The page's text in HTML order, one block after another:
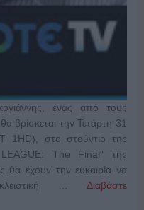
ένας από τους
βρίσκεται την Τετάρτη 31
1HD), στο στούντιο της
The Final" της
θα έχουν την ευκαιρία να
…Διαβάστε